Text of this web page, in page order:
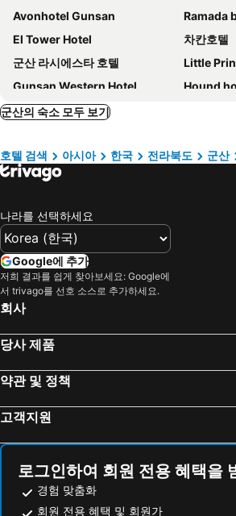
Avonhotel Gunsan
Ramada
El Tower Hotel
차칸호텔
군산 라시에스타 호텔
Little
Gunsan Western Hotel
Hound
Paradise Hotel
Hotelnaun Gunsan Hotel Naun
리츠 플라
Rings Hotel
Tabkeulraudeuhotel Igsan
트윈스 호텔
익산 마리 호텔
Casamila Motel
Alice House
비타민호텔
Brown Dot Hotel Gunsan Geundaehwa Street
예스 모텔
타워팰리스관광호텔
폭스관광
테마 모텔
군산의 숙소 모두 보기
호텔 검색 아시아 한국 전라북도 군산
나라를 선택하세요
Google에 추가
저희 결과를 쉽게 찾아보세요: Google에
서 trivago를 선호 소스로 추가하세요.
회사
당사 제품
약관 및 정책
고객지원
로그인하여 회원 전용 혜택을
경험 맞춤화
회원 전용 혜택 및 회원가